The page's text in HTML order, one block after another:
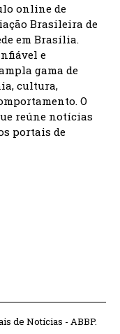
online de
Brasileira de
em Brasília.
e
gama de
cultura,
O
reúne notícias
portais de
de Notícias - ABBP.